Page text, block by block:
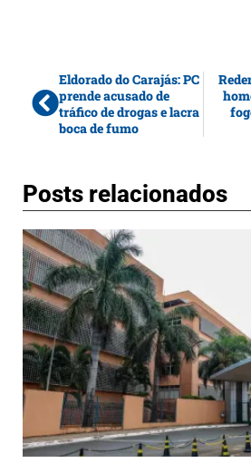
Eldorado do Carajás: PC
prende acusado de
tráfico de drogas e lacra
boca de fumo
Posts relacionados